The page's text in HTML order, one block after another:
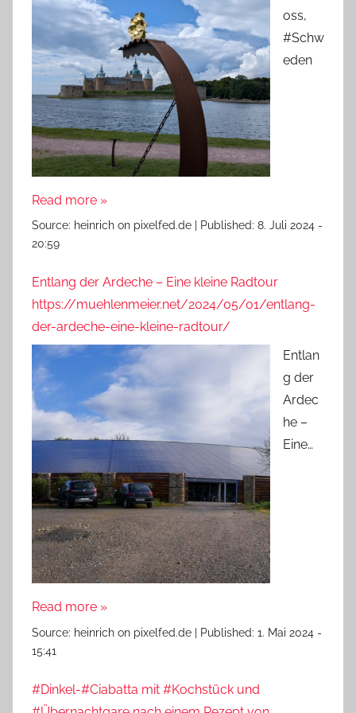
oss,
#Schw
eden
Read more »
Source: heinrich on pixelfed.de Published: 8. Juli 2024 -
20:59
Entlang der Ardeche – Eine kleine Radtour
https://muehlenmeier.net/2024/05/01/entlang-
der-ardeche-eine-kleine-radtour/
Entlan
g der
Ardec
he –
Eine…
Read more »
Source: heinrich on pixelfed.de Published: 1. Mai 2024 -
15:41
#Dinkel-#Ciabatta mit #Kochstück und